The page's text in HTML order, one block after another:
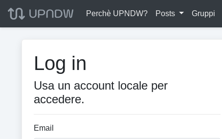
Perchè UPNDW? Posts Gruppi
Log in
Usa un account locale per
accedere.
Email